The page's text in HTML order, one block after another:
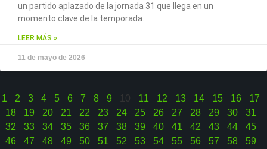
un partido aplazado de la jornada 31 que llega en un
momento clave de la temporada.
LEER MÁS »
11 de mayo de 2026
1 2 3 4 5 6 7 8 9 10 11 12 13 14 15 16
17
18
19 20 21 22 23 24 25 26 27 28 29 30
31
32
33 34 35 36 37 38 39 40 41 42 43 44
45
46
47 48 49 50 51 52 53 54 55 56 57 58
59